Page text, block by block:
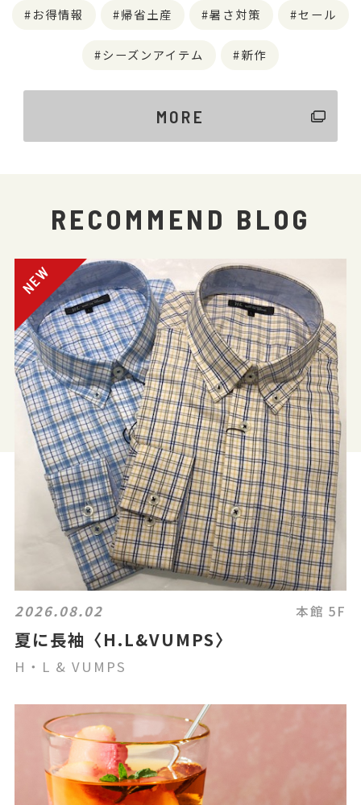
お得情報 帰省土産 暑さ対策 セール
シーズンアイテム 新作
MORE
RECOMMEND BLOG
2026.08.02 本館 5F
夏に長袖〈H.L&VUMPS〉
H・L & VUMPS